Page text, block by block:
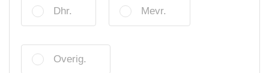
Dhr. Mevr.
Overig.